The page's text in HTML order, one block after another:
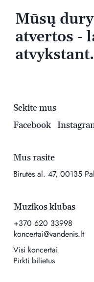
Mūsų
atvertos -
atvykstant.
Mus rasite
Birutės al. 47, 00135
Muzikos klubas
+370 620 33998
koncertai@vandenis.lt
Visi koncertai
Pirkti bilietus
Sekite mus
Facebook